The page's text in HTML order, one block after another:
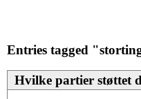
Entries tagged
Hvilke partier støttet